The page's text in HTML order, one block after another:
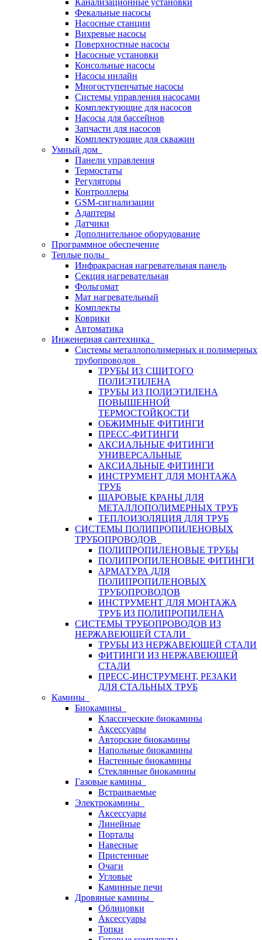
Канализационные установки
Фекальные насосы
Насосные станции
Вихревые насосы
Поверхностные насосы
Насосные установки
Консольные насосы
Насосы инлайн
Многоступенчатые насосы
Системы управления насосами
Комплектующие для насосов
Насосы для бассейнов
Запчасти для насосов
Комплектующие для скважин
Умный дом
Панели управления
Термостаты
Регуляторы
Контроллеры
GSM-сигнализации
Адаптеры
Датчики
Дополнительное оборудование
Программное обеспечение
Теплые полы
Инфракрасная нагревательная панель
Секция нагревательная
Фольгомат
Мат нагревательный
Комплекты
Коврики
Автоматика
Инженерная сантехника
Системы металлополимерных и полимерных
трубопроводов
ТРУБЫ ИЗ СШИТОГО
ПОЛИЭТИЛЕНА
ТРУБЫ ИЗ ПОЛИЭТИЛЕНА
ПОВЫШЕННОЙ
ТЕРМОСТОЙКОСТИ
ОБЖИМНЫЕ ФИТИНГИ
ПРЕСС-ФИТИНГИ
АКСИАЛЬНЫЕ ФИТИНГИ
УНИВЕРСАЛЬНЫЕ
АКСИАЛЬНЫЕ ФИТИНГИ
ИНСТРУМЕНТ ДЛЯ МОНТАЖА
ТРУБ
ШАРОВЫЕ КРАНЫ ДЛЯ
МЕТАЛЛОПОЛИМЕРНЫХ ТРУБ
ТЕПЛОИЗОЛЯЦИЯ ДЛЯ ТРУБ
СИСТЕМЫ ПОЛИПРОПИЛЕНОВЫХ
ТРУБОПРОВОДОВ
ПОЛИПРОПИЛЕНОВЫЕ ТРУБЫ
ПОЛИПРОПИЛЕНОВЫЕ ФИТИНГИ
АРМАТУРА ДЛЯ
ПОЛИПРОПИЛЕНОВЫХ
ТРУБОПРОВОДОВ
ИНСТРУМЕНТ ДЛЯ МОНТАЖА
ТРУБ ИЗ ПОЛИПРОПИЛЕНА
СИСТЕМЫ ТРУБОПРОВОДОВ ИЗ
НЕРЖАВЕЮЩЕЙ СТАЛИ
ТРУБЫ ИЗ НЕРЖАВЕЮЩЕЙ СТАЛИ
ФИТИНГИ ИЗ НЕРЖАВЕЮЩЕЙ
СТАЛИ
ПРЕСС-ИНСТРУМЕНТ, РЕЗАКИ
ДЛЯ СТАЛЬНЫХ ТРУБ
Камины
Биокамины
Классические биокамины
Аксессуары
Авторские биокамины
Напольные биокамины
Настенные биокамины
Стеклянные биокамины
Газовые камины
Встраиваемые
Электрокамины
Аксессуары
Линейные
Порталы
Навесные
Пристенные
Очаги
Угловые
Каминные печи
Дровяные камины
Облицовки
Аксессуары
Топки